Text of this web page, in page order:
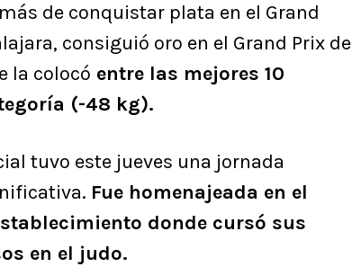
de conquistar plata en el Grand
consiguió oro en el Grand Prix de
la colocó entre las mejores 10
(-48 kg).
tuvo este jueves una jornada
Fue homenajeada en el
donde cursó sus
en el judo.